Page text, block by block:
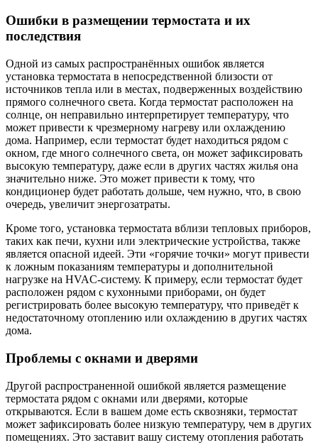
Ошибки в размещении термостата и их
последствия
Одной из самых распространённых ошибок является
установка термостата в непосредственной близости от
источников тепла или в местах, подверженных воздействию
прямого солнечного света. Когда термостат расположен на
солнце, он неправильно интерпретирует температуру, что
может привести к чрезмерному нагреву или охлаждению
дома. Например, если термостат будет находиться рядом с
окном, где много солнечного света, он может зафиксировать
высокую температуру, даже если в других частях жилья она
значительно ниже. Это может привести к тому, что
кондиционер будет работать дольше, чем нужно, что, в свою
очередь, увеличит энергозатраты.
Кроме того, установка термостата вблизи тепловых приборов,
таких как печи, кухни или электрические устройства, также
является опасной идеей. Эти «горячие точки» могут привести
к ложным показаниям температуры и дополнительной
нагрузке на HVAC-систему. К примеру, если термостат будет
расположен рядом с кухонными приборами, он будет
регистрировать более высокую температуру, что приведёт к
недостаточному отоплению или охлаждению в других частях
дома.
Проблемы с окнами и дверями
Другой распространенной ошибкой является размещение
термостата рядом с окнами или дверями, которые
открываются. Если в вашем доме есть сквозняки, термостат
может зафиксировать более низкую температуру, чем в других
помещениях. Это заставит вашу систему отопления работать